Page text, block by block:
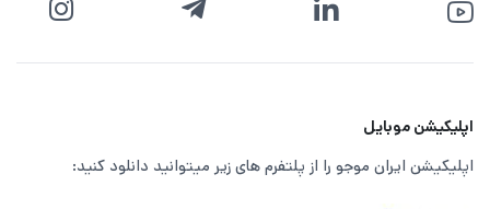
اپلیکیشن موبایل
اپلیکیشن ایران موجو را از پلتفرم های زیر میتوانید دانلود کنید: